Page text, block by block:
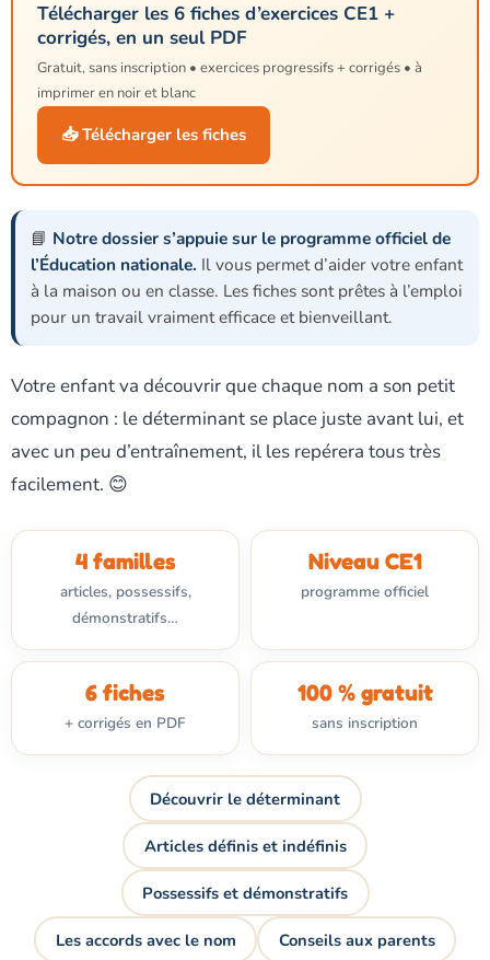
Télécharger les 6 fiches d’exercices CE1 +
corrigés, en un seul PDF
Gratuit, sans inscription • exercices progressifs + corrigés • à
imprimer en noir et blanc
📥 Télécharger les fiches
📘 Notre dossier s’appuie sur le programme officiel de
l’Éducation nationale. Il vous permet d’aider votre enfant
à la maison ou en classe. Les fiches sont prêtes à l’emploi
pour un travail vraiment efficace et bienveillant.
Votre enfant va découvrir que chaque nom a son petit
compagnon : le déterminant se place juste avant lui, et
avec un peu d’entraînement, il les repérera tous très
facilement. 😊
4 familles
articles, possessifs,
démonstratifs…
Niveau CE1
programme officiel
6 fiches
+ corrigés en PDF
100 % gratuit
sans inscription
Découvrir le déterminant
Articles définis et indéfinis
Possessifs et démonstratifs
Les accords avec le nom Conseils aux parents